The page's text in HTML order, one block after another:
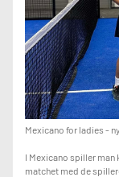
For spillere der vil
Kontaktinfo:
Josefine tlf. 42710181
Christian tlf. 60520320
Mexicano for ladies -
I Mexicano spiller man
matchet med de